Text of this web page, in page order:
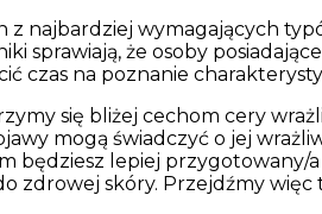
z najbardziej wymagających
sprawiają, że osoby
czas na poznanie
się bliżej cechom cery
mogą świadczyć o jej
będziesz lepiej przygotowany/
zdrowej skóry. Przejdźmy więc